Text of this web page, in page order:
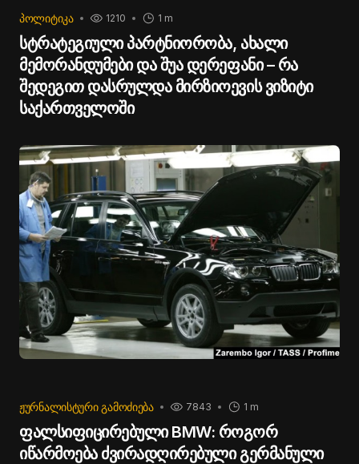
ᲞᲝᲚᲘᲢᲘᲙᲐ 1 m
1210
სტრატეგიული პარტნიორობა, ახალი
მემორანდუმები და შუა დერეფანი – რა
შედეგით დასრულდა მირზიოევის ვიზიტი
საქართველოში
ᲟᲣᲠᲜᲐᲚᲘᲡᲢᲣᲠᲘ ᲒᲐᲛᲝᲫᲘᲔᲑᲐ 1 m
7843
ფალსიფიცირებული BMW: როგორ
იწარმოება ძვირადღირებული გერმანული